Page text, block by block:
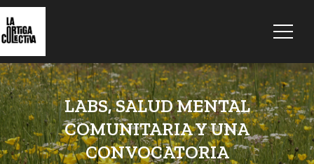
LABS, SALUD MENTAL
COMUNITARIA Y UNA
CONVOCATORIA